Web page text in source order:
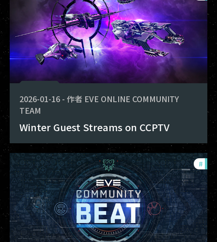
2026-01-16 - 作者 EVE ONLINE COMMUNITY
TEAM
Winter Guest Streams on CCPTV
#